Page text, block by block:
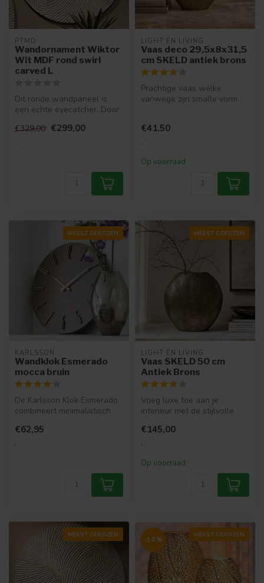
PTMD
Wandornament Wiktor
Wit MDF rond swirl
carved L
Dit ronde wandpaneel is
een echte eyecatcher. Door
wandpa...
€329,00 €299,00
.
.
LIGHT EN LIVING
Vaas deco 29,5x8x31,5
cm SKELD antiek brons
Prachtige vaas welke
vanwege zijn smalle vorm
€41,50
.
Op voorraad
MEEST GEKOZEN
KARLSSON
Wandklok Esmerado
mocca bruin
De Karlsson Klok Esmerado
combineert minimalistisch
€62,95
.
.
MEEST GEKOZEN
LIGHT EN LIVING
Vaas SKELD 50 cm
Antiek Brons
Voeg luxe toe aan je
interieur met de stijlvolle
Dan...
€145,00
.
Op voorraad
MEEST GEKOZEN MEEST GEKOZEN
-10%